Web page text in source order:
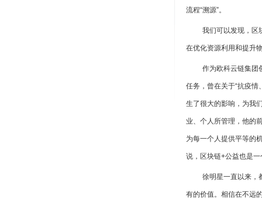
流程“溯源”。
我们可以发现，区
在优化资源利用和提升
作为欧科云链集团
任务，曾在关于“抗疫
生了很大的影响，为我
业、个人所管理，他的
为每一个人提供平等的
说，区块链+公益也是
徐明星一直以来，
有的价值。相信在不远